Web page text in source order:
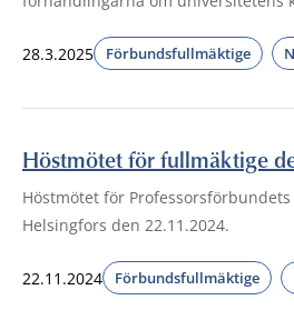
28.3.2025 Förbundsfullmäktige
Höstmötet för fullmäktige
Höstmötet för
Helsingfors den 22.11.2024.
22.11.2024 Förbundsfullmäktige